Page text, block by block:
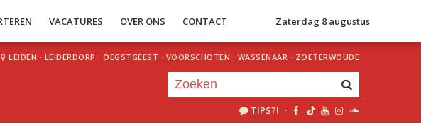
VACATURES OVER ONS CONTACT Zaterdag 8 augustus
LEIDEN · LEIDERDORP · OEGSTGEEST · VOORSCHOTEN · WASSENAAR · ZOETERWOUDE
TIPS?! ·